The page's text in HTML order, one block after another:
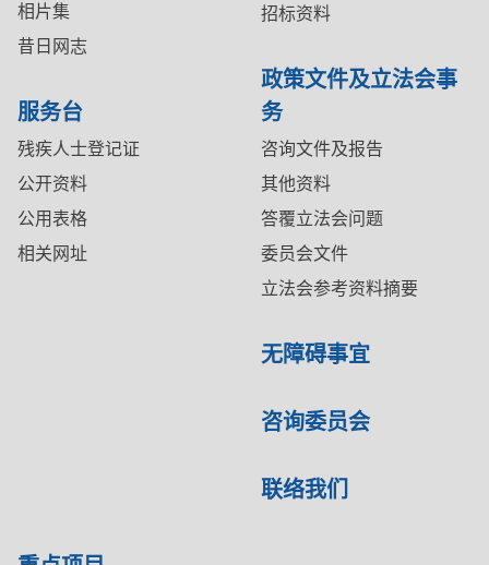
相片集
昔日网志
服务台
残疾人士登记证
公开资料
公用表格
相关网址
招标资料
政策文件及立法会事
务
咨询文件及报告
其他资料
答覆立法会问题
委员会文件
立法会参考资料摘要
无障碍事宜
咨询委员会
联络我们